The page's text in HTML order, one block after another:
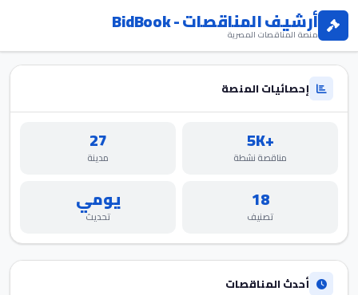
أرشيف المناقصات - BidBook
منصة المناقصات المصرية
إحصائيات المنصة
+5K
مناقصة نشطة
27
مدينة
18
تصنيف
يومي
تحديث
أحدث المناقصات